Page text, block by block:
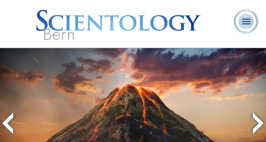
Bern
Hubbard
Scientology?
Ehrenamtliche
Geistliche
Häufig gestellte
Fragen
Bücher